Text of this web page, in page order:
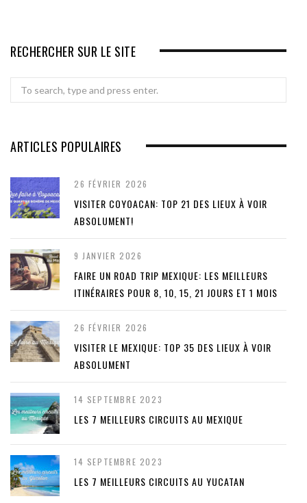
RECHERCHER SUR LE SITE
Search
for:
ARTICLES POPULAIRES
26 FÉVRIER 2026
VISITER COYOACAN: TOP 21 DES LIEUX À VOIR
ABSOLUMENT!
9 JANVIER 2026
FAIRE UN ROAD TRIP MEXIQUE: LES MEILLEURS
ITINÉRAIRES POUR 8, 10, 15, 21 JOURS ET 1 MOIS
26 FÉVRIER 2026
VISITER LE MEXIQUE: TOP 35 DES LIEUX À VOIR
ABSOLUMENT
14 SEPTEMBRE 2023
LES 7 MEILLEURS CIRCUITS AU MEXIQUE
14 SEPTEMBRE 2023
LES 7 MEILLEURS CIRCUITS AU YUCATAN